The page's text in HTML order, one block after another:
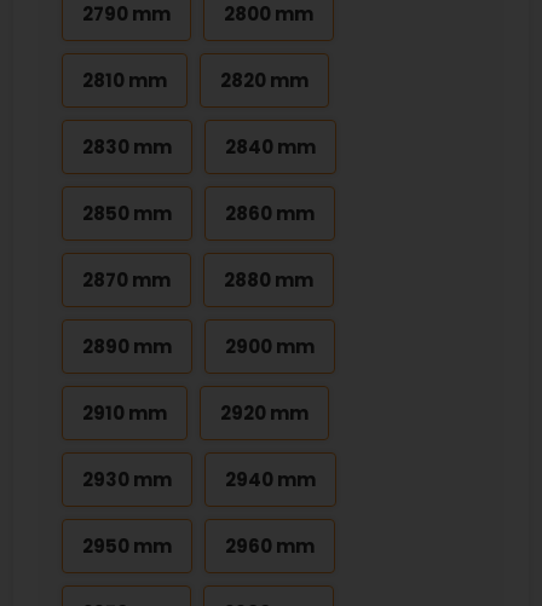
2790 mm 2800 mm
2810 mm 2820 mm
2830 mm 2840 mm
2850 mm 2860 mm
2870 mm 2880 mm
2890 mm 2900 mm
2910 mm 2920 mm
2930 mm 2940 mm
2950 mm 2960 mm